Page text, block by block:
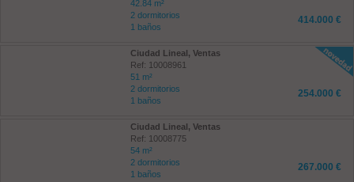
42.84 m²
2 dormitorios
1 baños
414.000 €
Ciudad Lineal, Ventas
Ref: 10008961
51 m²
2 dormitorios
1 baños
254.000 €
Ciudad Lineal, Ventas
Ref: 10008775
54 m²
2 dormitorios
1 baños
267.000 €